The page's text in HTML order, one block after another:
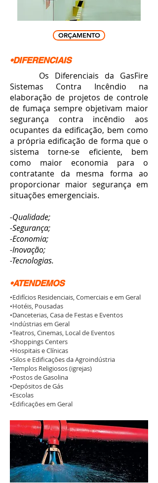
ORÇAMENTO
•DIFERENCIAIS
Os Diferenciais da GasFire
Sistemas Contra Incêndio na
elaboração de projetos de controle
de fumaça sempre objetivam maior
segurança contra incêndio aos
ocupantes da edificação, bem como
a própria edificação de forma que o
sistema torne-se eficiente, bem
como maior economia para o
contratante da mesma forma ao
proporcionar maior segurança em
situações emergenciais.
-Qualidade;
-Segurança;
-Economia;
-Inovação;
-Tecnologias.
•ATENDEMOS
•Edifícios Residenciais, Comerciais e em Geral
•Hotéis, Pousadas
•Danceterias, Casa de Festas e Eventos
•Indústrias em Geral
•Teatros, Cinemas, Local de Eventos
•Shoppings Centers
•Hospitais e Clínicas
•Silos e Edificações da Agroindústria
•Templos Religiosos (igrejas)
•Postos de Gasolina
•Depósitos de Gás
•Escolas
•Edificações em Geral